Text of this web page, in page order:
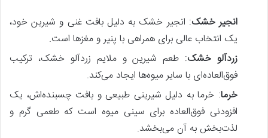
انجیر خشک: انجیر خشک به دلیل بافت غنی و شیرین خود،
یک انتخاب عالی برای همراهی با پنیر و مغزها است.
زردآلو خشک: طعم شیرین و ملایم زردآلو خشک، ترکیب
فوق‌العاده‌ای با سایر میوه‌ها ایجاد می‌کند.
خرما: خرما به دلیل شیرینی طبیعی و بافت چسبنده‌اش، یک
افزودنی فوق‌العاده برای سینی میوه است که طعمی گرم و
لذت‌بخش به آن می‌بخشد.